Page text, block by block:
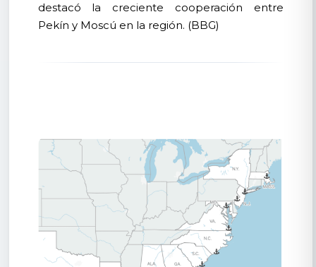
destacó la creciente cooperación entre
Pekín y Moscú en la región. (BBG)